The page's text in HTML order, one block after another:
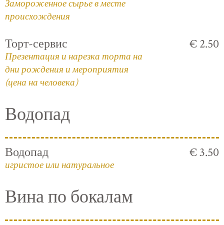
Замороженное сырье в месте
происхождения
Торт-сервис
Презентация и нарезка торта на
дни рождения и мероприятия
(цена на человека)
€ 2.50
Водопад
Водопад
игристое или натуральное
€ 3.50
Вина по бокалам